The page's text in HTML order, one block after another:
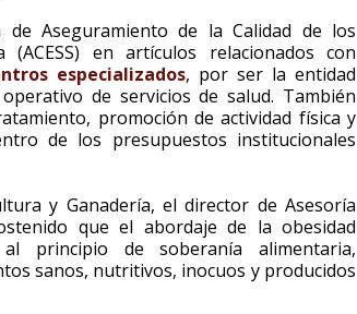
Aseguramiento de la Calidad de los
en artículos relacionados con
especializados, por ser la entidad
de servicios de salud. También
promoción de actividad física y
de los presupuestos institucionales
y Ganadería, el director de Asesoría
que el abordaje de la obesidad
principio de soberanía alimentaria,
sanos, nutritivos, inocuos y producidos